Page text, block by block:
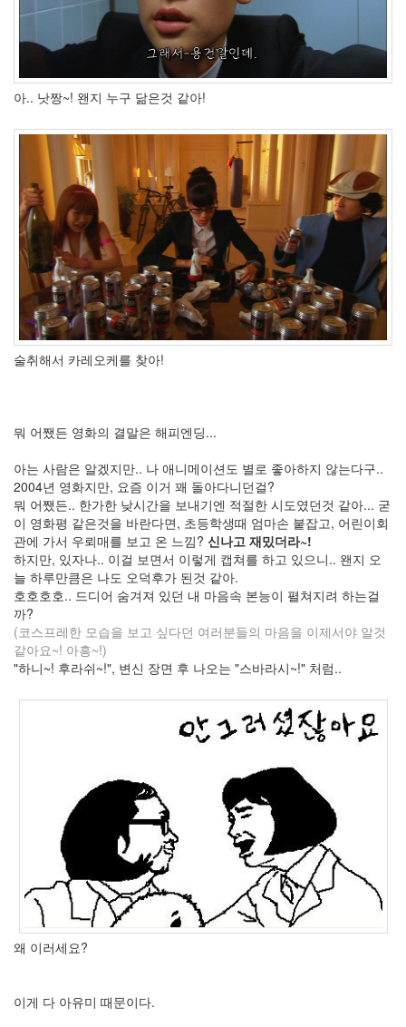
아.. 낫짱~! 왠지 누구 닮은것 같아!
술취해서 카레오케를 찾아!
뭐 어쨌든 영화의 결말은 해피엔딩...
아는 사람은 알겠지만.. 나 애니메이션도 별로 좋아하지 않는다구..
2004년 영화지만, 요즘 이거 꽤 돌아다니던걸?
뭐 어쨌든.. 한가한 낮시간을 보내기엔 적절한 시도였던것 같아... 굳
이 영화평 같은것을 바란다면, 초등학생때 엄마손 붙잡고, 어린이회
관에 가서 우뢰매를 보고 온 느낌? 신나고 재밌더라~!
하지만, 있자나.. 이걸 보면서 이렇게 캡쳐를 하고 있으니.. 왠지 오
늘 하루만큼은 나도 오덕후가 된것 같아.
호호호호.. 드디어 숨겨져 있던 내 마음속 본능이 펼쳐지려 하는걸
까?
(코스프레한 모습을 보고 싶다던 여러분들의 마음을 이제서야 알것
같아요~! 아흥~!)
"하니~! 후라쉬~!", 변신 장면 후 나오는 "스바라시~!" 처럼..
왜 이러세요?
이게 다 아유미 때문이다.
아님
George
instagr.am
리
Site
Notices
About
By
hi8ar
스
킨
만
어
Categories
635
Dtop
Wallpaper